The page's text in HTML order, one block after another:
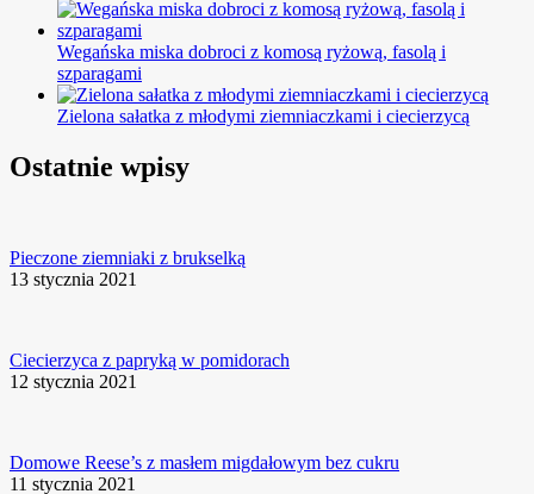
Wegańska miska dobroci z komosą ryżową, fasolą i
szparagami
Zielona sałatka z młodymi ziemniaczkami i ciecierzycą
Ostatnie wpisy
Pieczone ziemniaki z brukselką
13 stycznia 2021
Ciecierzyca z papryką w pomidorach
12 stycznia 2021
Domowe Reese’s z masłem migdałowym bez cukru
11 stycznia 2021